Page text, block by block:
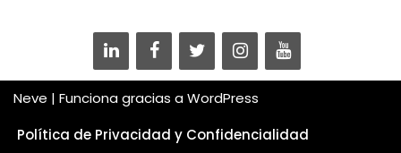
Neve | Funciona gracias aWordPress
Política de Privacidad y Confidencialidad